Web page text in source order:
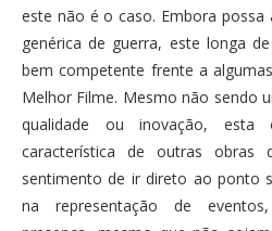
este não é o caso. Embora
genérica de guerra, este longa
bem competente frente a
Melhor Filme. Mesmo não sendo
qualidade ou inovação,
característica de outras
sentimento de ir direto ao ponto
na representação de